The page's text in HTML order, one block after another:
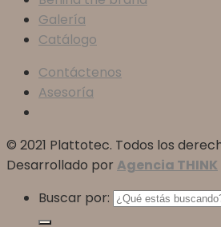
Galería
Catálogo
Contáctenos
Asesoría
© 2021 Plattotec. Todos los
Desarrollado por Agencia THINK
Buscar por: